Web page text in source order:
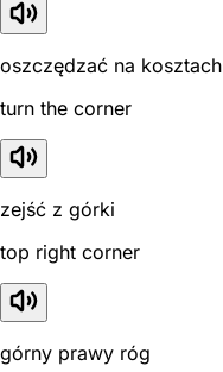
oszczędzać na kosztach
turn the corner
zejść z górki
top right corner
górny prawy róg